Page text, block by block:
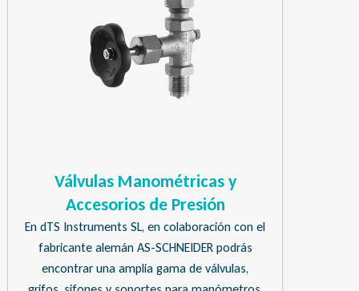
Válvulas Manométricas y
Accesorios de Presión
En dTS Instruments SL, en colaboración con el
fabricante alemán AS-SCHNEIDER podrás
encontrar una amplia gama de válvulas,